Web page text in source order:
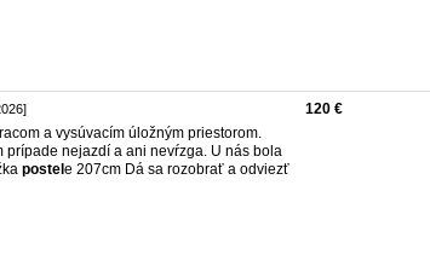
a vysúvacím úložným priestorom.
prípade nejazdí a ani nevŕzga. U nás bola
postel e 207cm Dá sa rozobrať a odviezť
120 €